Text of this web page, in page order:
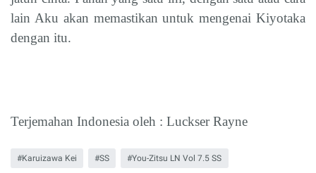
lain Aku akan memastikan untuk mengenai Kiyotaka
dengan itu.
Terjemahan Indonesia oleh : Luckser Rayne
Karuizawa Kei SS You-Zitsu LN Vol 7.5 SS